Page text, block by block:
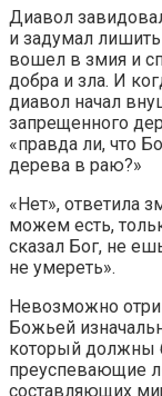
Диавол
и задумал
вошел в змия и
добра и зла. И
диавол начал
запрещенного
«правда ли, что
дерева в раю?»
«Нет», ответила
можем есть,
сказал Бог, не
не умереть».
Невозможно
Божьей
который должны
преуспевающие
составляющих